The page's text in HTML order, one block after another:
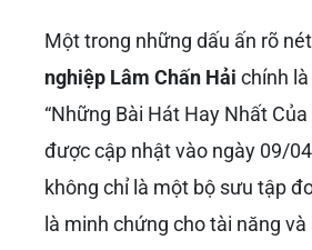
Một trong những dấu ấn rõ
nghiệp Lâm Chấn Hải chính
“Những Bài Hát Hay Nhất
được cập nhật vào ngày 09/
không chỉ là một bộ sưu tập
là minh chứng cho tài năng